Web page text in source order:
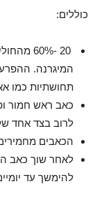
כוללים:
20 -
המיגרנה.
תחושתיות כמו
כאב ראש חמור
לרוב בצד אחד
הכאבים
לאחר שוך כאב
להימשך עד